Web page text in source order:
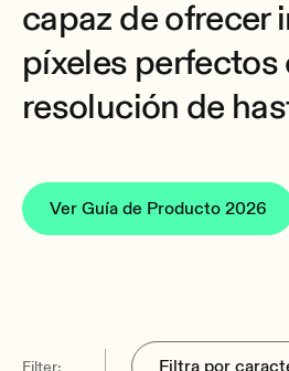
capaz de ofrecer
píxeles perfectos
resolución de
Ver Guía de Producto 2026
Filter: